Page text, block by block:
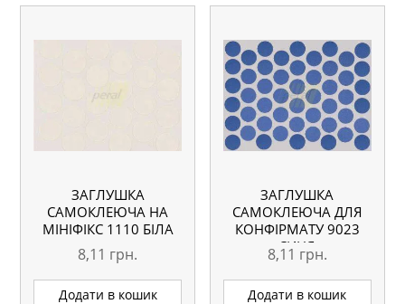
ЗАГЛУШКА
САМОКЛЕЮЧА НА
МІНІФІКС 1110 БІЛА
8,11 грн.
Додати в кошик
ЗАГЛУШКА
САМОКЛЕЮЧА ДЛЯ
КОНФІРМАТУ 9023
СИНЯ
8,11 грн.
Додати в кошик